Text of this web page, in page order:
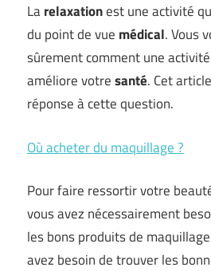
Larelaxationest une activité
du point de vue médical. Vous
sûrement comment une
améliore votresanté. Cet
réponse à cette question.
Où acheter du maquillage ?
Pour faire ressortir votre
vous avez nécessairement
les bons produits de
avez besoin de trouver les